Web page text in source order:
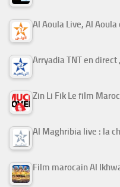
Al Aoula Live, Al
Arryadia TNT en
Al Maghribia live : la